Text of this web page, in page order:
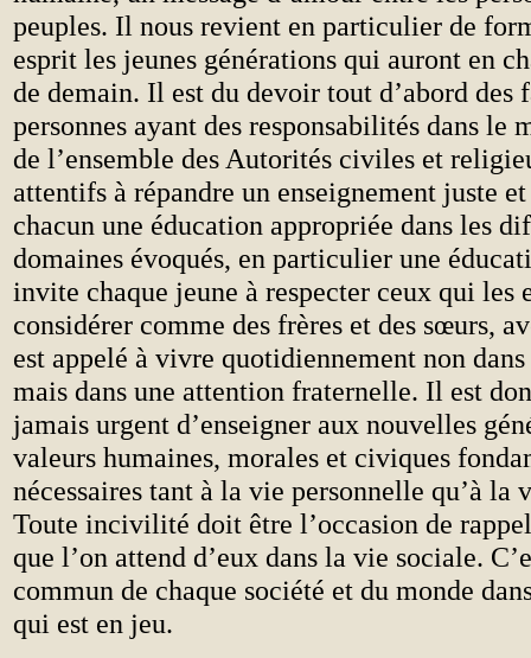
peuples. Il nous revient en particulier de
esprit les jeunes générations qui auront en
de demain. Il est du devoir tout d’abord des
personnes ayant des responsabilités dans le
de l’ensemble des Autorités civiles et
attentifs à répandre un enseignement juste
chacun une éducation appropriée dans les
domaines évoqués, en particulier une
invite chaque jeune à respecter ceux qui les
considérer comme des frères et des sœurs,
est appelé à vivre quotidiennement non
mais dans une attention fraternelle. Il est
jamais urgent d’enseigner aux nouvelles
valeurs humaines, morales et civiques
nécessaires tant à la vie personnelle qu’à la
Toute incivilité doit être l’occasion de
que l’on attend d’eux dans la vie sociale.
commun de chaque société et du monde
qui est en jeu.